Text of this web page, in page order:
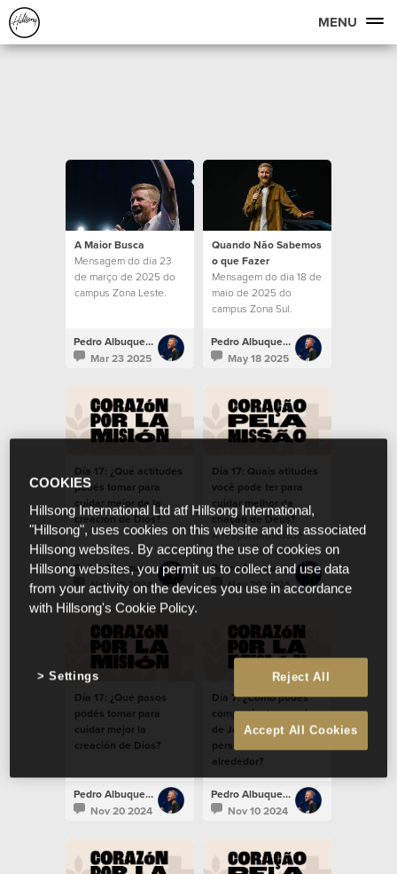
MENU
A Maior Busca
Mensagem do dia 23
de março de 2025 do
campus Zona Leste.
Pedro Albuquerque
Mar 23 2025
Quando Não Sabemos
o que Fazer
Mensagem do dia 18 de
maio de 2025 do
campus Zona Sul.
Pedro Albuquerque
May 18 2025
Día 17: ¿Qué actitudes
podés tomar para
cuidar mejor de la
creación de Dios?
Pedro Albuquerque
Nov 20 2024
Dia 17: Quais atitudes
você pode ter para
cuidar melhor da
criação de Deus?
A responsabilidade
cristã de cuidar do
meio ambiente.Pedro Albuquerque
Nov 20 2024
Día 17: ¿Qué pasos
podés tomar para
cuidar mejor la
creación de Dios?
Pedro Albuquerque
Nov 20 2024
Día 7: ¿Cómo podés
compartir el mensaje
de Jesús con las
personas a tu
alrededor?
Pedro Albuquerque
Nov 10 2024
COOKIES
Hillsong International Ltd atf Hillsong International,
"Hillsong", uses cookies on this website and its associated
Hillsong websites. By accepting the use of cookies on
Hillsong websites, you permit us to collect and use data
from your activity on the devices you use in accordance
with Hillsong's Cookie Policy.
Reject All
Accept All Cookies
Settings